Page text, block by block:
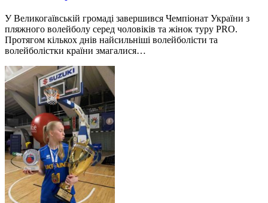
У Великогаївській громаді завершився Чемпіонат України з
пляжного волейболу серед чоловіків та жінок туру PRO.
Протягом кількох днів найсильніші волейболісти та
волейболістки країни змагалися…